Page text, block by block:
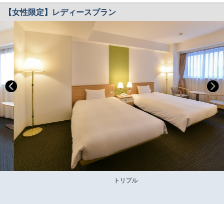
【女性限定】レディースプラン
トリプル